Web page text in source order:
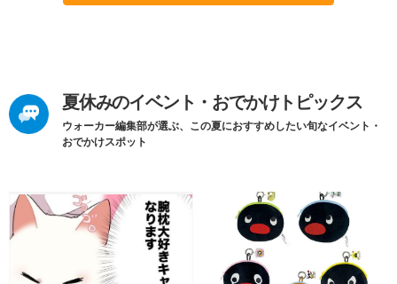
夏休みのイベント・おでかけトピックス
ウォーカー編集部が選ぶ、この夏におすすめしたい旬なイベント・
おでかけスポット